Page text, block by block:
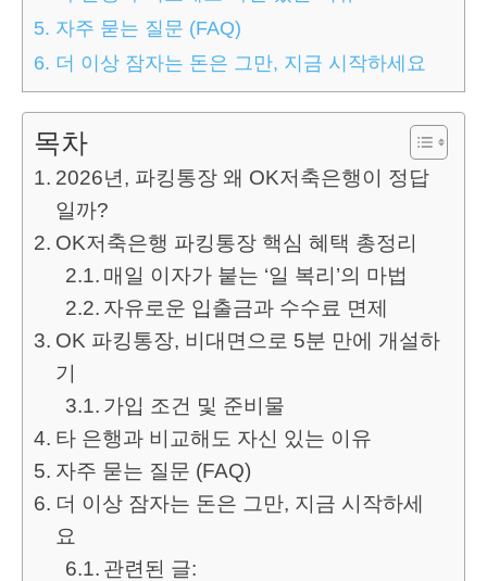
5. 자주 묻는 질문 (FAQ)
6. 더 이상 잠자는 돈은 그만, 지금 시작하세요
목차
2026년, 파킹통장 왜 OK저축은행이 정답
일까?
OK저축은행 파킹통장 핵심 혜택 총정리
매일 이자가 붙는 ‘일 복리’의 마법
자유로운 입출금과 수수료 면제
OK 파킹통장, 비대면으로 5분 만에 개설하
기
가입 조건 및 준비물
타 은행과 비교해도 자신 있는 이유
자주 묻는 질문 (FAQ)
더 이상 잠자는 돈은 그만, 지금 시작하세
요
관련된 글: